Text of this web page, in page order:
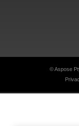
© Aspose